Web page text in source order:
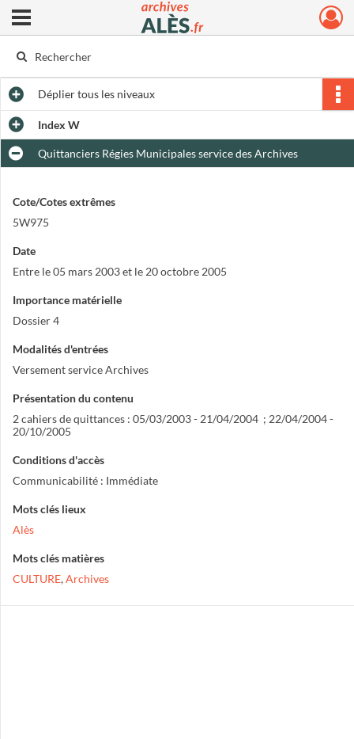
Archives municipales d'Alès
Ouvrir le menu déroulant
Dépliertous les niveaux
Index W
Quittanciers Régies Municipales service des Archives
Cote/Cotes extrêmes
5W975
Date
Entre le 05 mars 2003 et le 20 octobre 2005
Importance matérielle
Dossier 4
Modalités d'entrées
Versement service Archives
Présentation du contenu
2 cahiers de quittances : 05/03/2003 - 21/04/2004 ; 22/04/2004 -
20/10/2005
Conditions d'accès
Communicabilité : Immédiate
Mots clés lieux
Alès
Mots clés matières
CULTURE,Archives